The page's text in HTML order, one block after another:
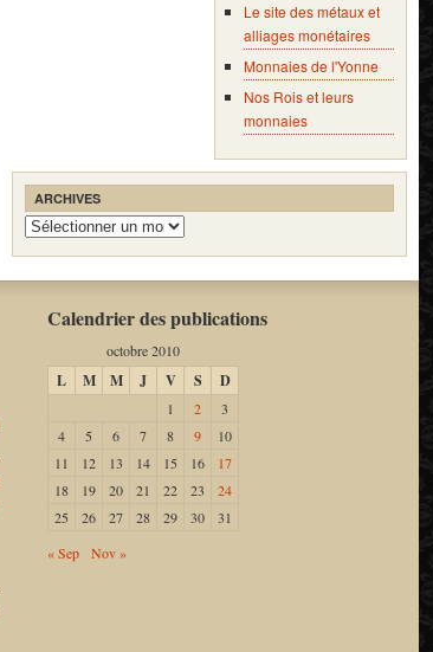
Le site des métaux et
alliages monétaires
Monnaies de l'Yonne
Nos Rois et leurs
monnaies
ARCHIVES
Archives
Calendrier des publications
octobre 2010
L M M J V S D
1 2
3
4
5 6 7 8 9
10
11
12 13 14 15 16
17
18
19 20 21 22 23
24
25
26 27 28 29 30
31
« Sep
Nov »